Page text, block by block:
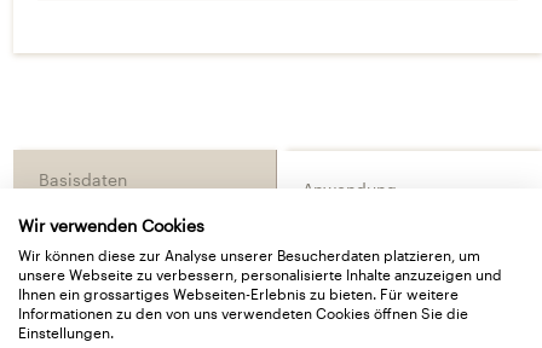
Basisdaten Anwendung
Systemzubehör
Verarbeitungstipps
Wir verwenden Cookies
Wir können diese zur Analyse unserer Besucherdaten platzieren, um
unsere Webseite zu verbessern, personalisierte Inhalte anzuzeigen und
Ihnen ein grossartiges Webseiten-Erlebnis zu bieten. Für weitere
Informationen zu den von uns verwendeten Cookies öffnen Sie die
Einstellungen.